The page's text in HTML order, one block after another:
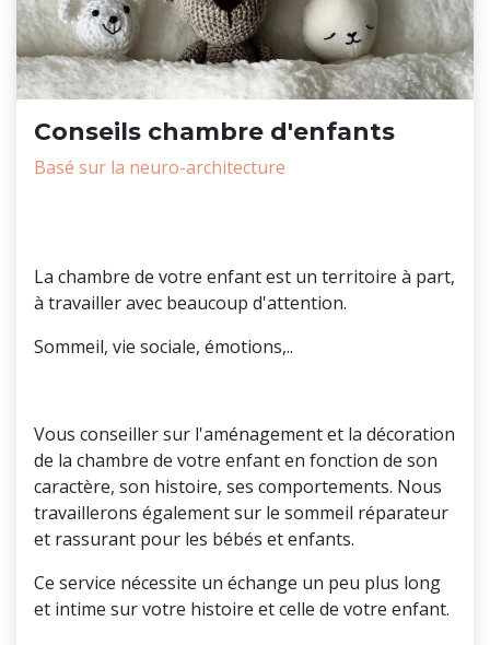
Conseils chambre d'enfants
Basé sur la neuro-architecture
La chambre de votre enfant est un territoire à part,
à travailler avec beaucoup d'attention.
Sommeil, vie sociale, émotions,..
Vous conseiller sur l'aménagement et la décoration
de la chambre de votre enfant en fonction de son
caractère, son histoire, ses comportements. Nous
travaillerons également sur le sommeil réparateur
et rassurant pour les bébés et enfants.
Ce service nécessite un échange un peu plus long
et intime sur votre histoire et celle de votre enfant.